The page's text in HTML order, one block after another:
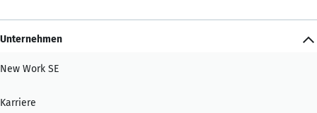
Unternehmen
New Work SE
Karriere